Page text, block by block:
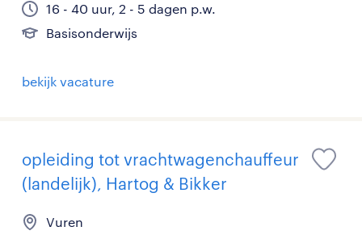
16 - 40 uur, 2 - 5 dagen p.w.
Basisonderwijs
bekijk vacature
opleiding tot vrachtwagenchauffeur
(landelijk), Hartog & Bikker
Vuren